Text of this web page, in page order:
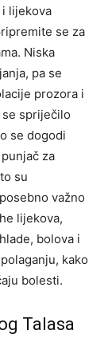
lijekova
se za
Niska
pa se
prozora i
se spriječilo
se dogodi
za
su
važno
lijekova,
bolova i
kako
bolesti.
Talasa